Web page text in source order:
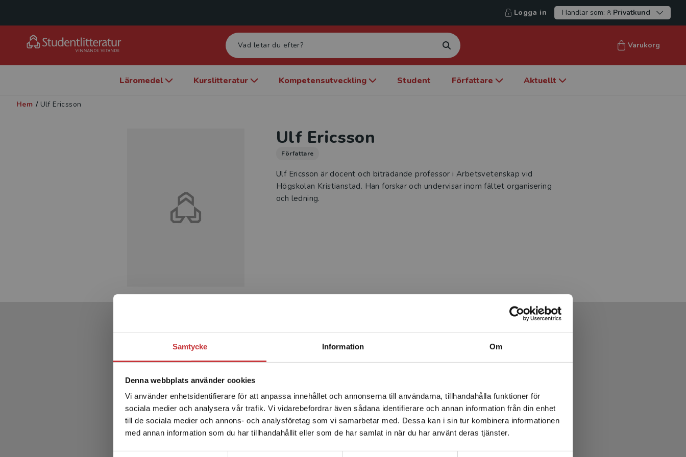
Samtycke Information Om
Denna webbplats använder cookies
Vi använder enhetsidentifierare för att anpassa innehållet och annonserna till användarna, tillhandahålla funktioner för
sociala medier och analysera vår trafik. Vi vidarebefordrar även sådana identifierare och annan information från din enhet
till de sociala medier och annons- och analysföretag som vi samarbetar med. Dessa kan i sin tur kombinera informationen
med annan information som du har tillhandahållit eller som de har samlat in när du har använt deras tjänster.
Begränsad fraktregion
Det verkar som att du besöker studentlitteratur.se via en
enhet utanför Sverige. Vi erbjuder inte leveranser utanför
Sverige. För att kunna slutföra ett köp måste
leveransadressen vara i Sverige.Läs mer
Logga in Handlar som: Privatkund
Varukorg
Läromedel Kurslitteratur Kompetensutveckling Student Författare Aktuellt
Hem / Ulf Ericsson
Ulf Ericsson
Författare
Ulf Ericsson är docent och biträdande professor i Arbetsvetenskap vid
Högskolan Kristianstad. Han forskar och undervisar inom fältet organisering
och ledning.
Produkter